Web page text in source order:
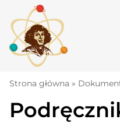
content
Strona główna
Aktualności
Strona główna »